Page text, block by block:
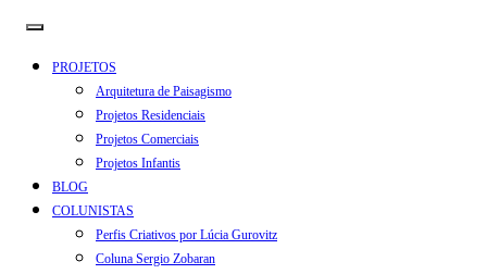
PROJETOS
Arquitetura de Paisagismo
Projetos Residenciais
Projetos Comerciais
Projetos Infantis
BLOG
COLUNISTAS
Perfis Criativos por Lúcia Gurovitz
Coluna Sergio Zobaran